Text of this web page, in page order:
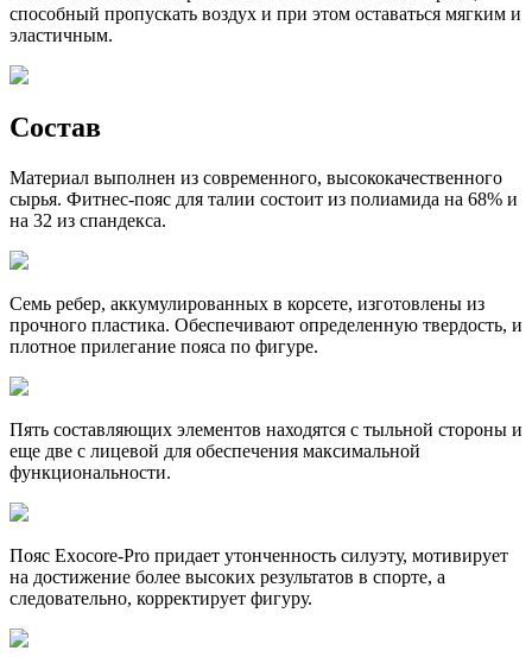
способный пропускать воздух и при этом оставаться мягким и
эластичным.
Состав
Материал выполнен из современного, высококачественного
сырья. Фитнес-пояс для талии состоит из полиамида на 68% и
на 32 из спандекса.
Семь ребер, аккумулированных в корсете, изготовлены из
прочного пластика. Обеспечивают определенную твердость, и
плотное прилегание пояса по фигуре.
Пять составляющих элементов находятся с тыльной стороны и
еще две с лицевой для обеспечения максимальной
функциональности.
Пояс Exocore-Pro придает утонченность силуэту, мотивирует
на достижение более высоких результатов в спорте, а
следовательно, корректирует фигуру.